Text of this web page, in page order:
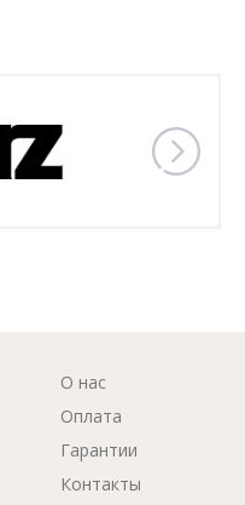
О нас
Оплата
Гарантии
Контакты